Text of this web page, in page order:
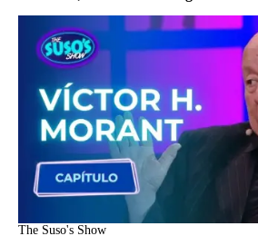
The Suso's Show